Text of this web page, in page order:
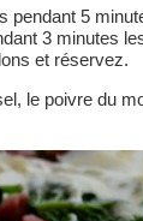
pendant 5
3 minutes
et réservez.
le poivre du